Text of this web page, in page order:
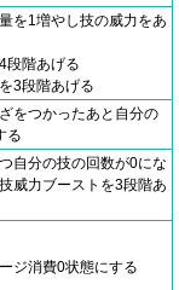
を1増やし技の威力をあ
段階あげる
3段階あげる
をつかったあと自分の
る
自分の技の回数が0にな
威力ブーストを3段階あ
ジ消費0状態にする